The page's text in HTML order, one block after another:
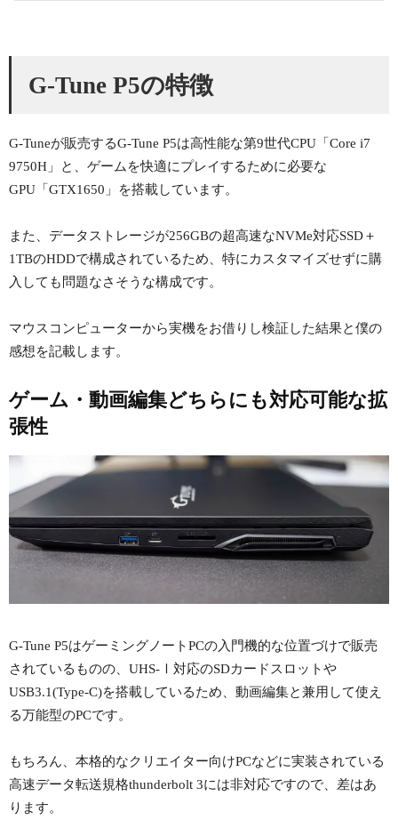
G-Tune P5の特徴
G-Tuneが販売するG-Tune P5は高性能な第9世代CPU「Core i7
9750H」と、ゲームを快適にプレイするために必要な
GPU「GTX1650」を搭載しています。
また、データストレージが256GBの超高速なNVMe対応SSD＋
1TBのHDDで構成されているため、特にカスタマイズせずに購
入しても問題なさそうな構成です。
マウスコンピューターから実機をお借りし検証した結果と僕の
感想を記載します。
ゲーム・動画編集どちらにも対応可能な拡
張性
G-Tune P5はゲーミングノートPCの入門機的な位置づけで販売
されているものの、UHS-Ⅰ対応のSDカードスロットや
USB3.1(Type-C)を搭載しているため、動画編集と兼用して使え
る万能型のPCです。
もちろん、本格的なクリエイター向けPCなどに実装されている
高速データ転送規格thunderbolt 3には非対応ですので、差はあ
ります。